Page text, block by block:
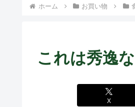
ホーム お買い物
これは秀逸
X